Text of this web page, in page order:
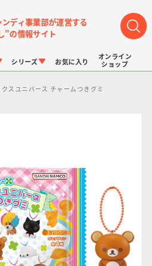
ディ事業部が運営する
”の情報サイト
シリーズ お気に入り
オンライン
ショップ
スユニバース チャームつきグミ